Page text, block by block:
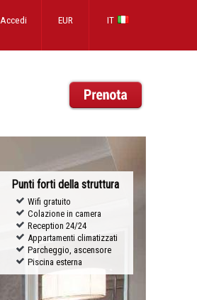
IT
EUR
Accedi
Punti forti della struttura
Wifi gratuito
Colazione in camera
Reception 24/24
Appartamenti climatizzati
Parcheggio, ascensore
Piscina esterna